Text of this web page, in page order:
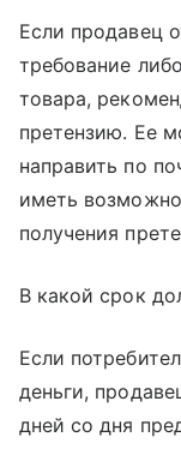
Если продавец
требование
товара,
претензию. Ее
направить по
иметь
получения
В какой срок
Если
деньги,
дней со дня